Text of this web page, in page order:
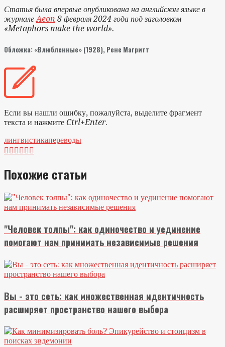
Статья была впервые опубликована на английском языке в
журналеAeon 8 февраля 2024 года под заголовком
«Metaphors make the world».
Обложка: «Влюбленные» (1928), Рене Магритт
Если вы нашли ошибку, пожалуйста, выделите фрагмент
текста и нажмите Ctrl+Enter.
лингвистикапереводы
     
Похожие статьи
"Человек толпы": как одиночество и уединение
помогают нам принимать независимые решения
Вы - это сеть: как множественная идентичность
расширяет пространство нашего выбора